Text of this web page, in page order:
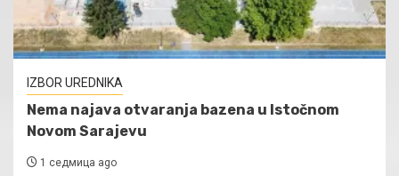
IZBOR UREDNIKA
Nema najava otvaranja bazena u Istočnom
Novom Sarajevu
1 седмица ago